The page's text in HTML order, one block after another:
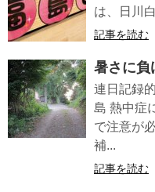
は、日川
記事を読む
暑さに負
連日記録
島 熱中症
で注意が
補...
記事を読む